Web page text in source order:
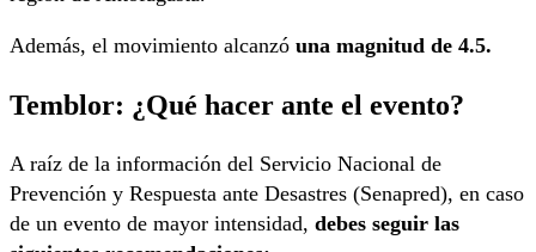
Además, el movimiento alcanzó una magnitud de 4.5.
Temblor: ¿Qué hacer ante el evento?
A raíz de la información del Servicio Nacional de
Prevención y Respuesta ante Desastres (Senapred), en caso
de un evento de mayor intensidad, debes seguir las